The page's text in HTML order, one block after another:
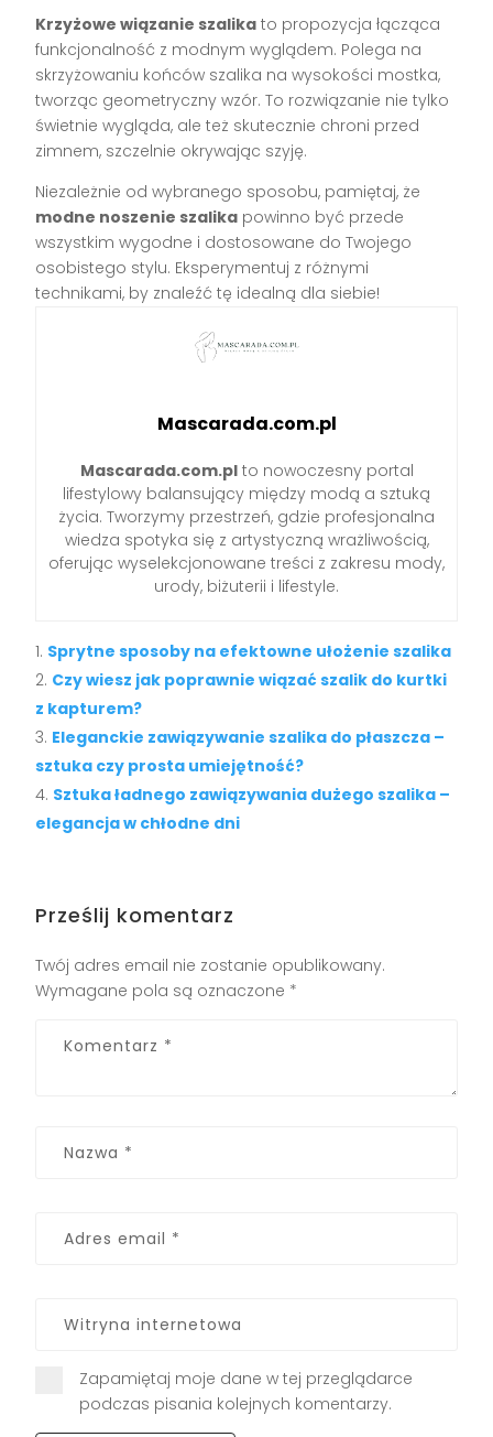
Krzyżowe wiązanie szalika to propozycja łącząca
funkcjonalność z modnym wyglądem. Polega na
skrzyżowaniu końców szalika na wysokości mostka,
tworząc geometryczny wzór. To rozwiązanie nie tylko
świetnie wygląda, ale też skutecznie chroni przed
zimnem, szczelnie okrywając szyję.
Niezależnie od wybranego sposobu, pamiętaj, że
modne noszenie szalika powinno być przede
wszystkim wygodne i dostosowane do Twojego
osobistego stylu. Eksperymentuj z różnymi
technikami, by znaleźć tę idealną dla siebie!
Mascarada.com.pl
Mascarada.com.plto nowoczesny portal
lifestylowy balansujący między modą a sztuką
życia. Tworzymy przestrzeń, gdzie profesjonalna
wiedza spotyka się z artystyczną wrażliwością,
oferując wyselekcjonowane treści z zakresu mody,
urody, biżuterii i lifestyle.
Sprytne sposoby na efektowne ułożenie szalika
Czy wiesz jak poprawnie wiązać szalik do kurtki
z kapturem?
Eleganckie zawiązywanie szalika do płaszcza –
sztuka czy prosta umiejętność?
Sztuka ładnego zawiązywania dużego szalika –
elegancja w chłodne dni
Prześlij komentarz
Twój adres email nie zostanie opublikowany.
Wymagane pola są oznaczone *
Zapamiętaj moje dane w tej przeglądarce
podczas pisania kolejnych komentarzy.